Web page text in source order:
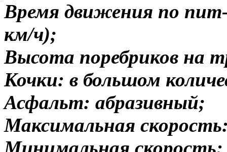
Время движения по пит-
км/ч);
Высота поребриков на
Кочки: в большом
Асфальт: абразивный;
Максимальная
Минимальная